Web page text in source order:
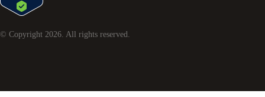
© Copyright 2026 . All rights reserved.